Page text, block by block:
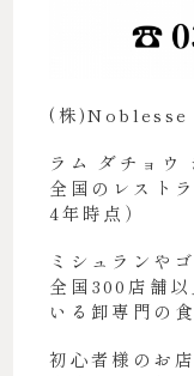
(株
ラム ダチョウ
全国のレスト
4年時点）
ミシュランや
全国300店舗
いる卸専門の
初心者様のお